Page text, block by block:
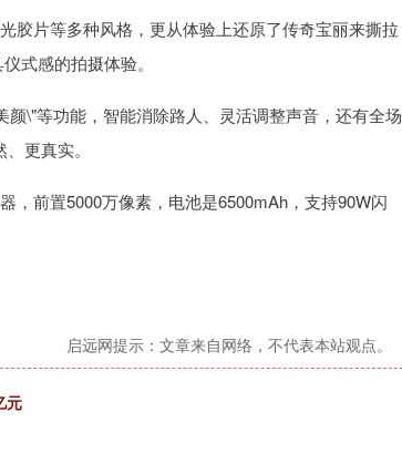
胶片等多种风格，更从体验上还原了传奇宝丽来撕拉
式感的拍摄体验。
\"等功能，智能消除路人、灵活调整声音，还有全场
更真实。
，前置5000万像素，电池是6500mAh，支持90W闪
启远网提示：文章来自网络，不代表本站观点。
元